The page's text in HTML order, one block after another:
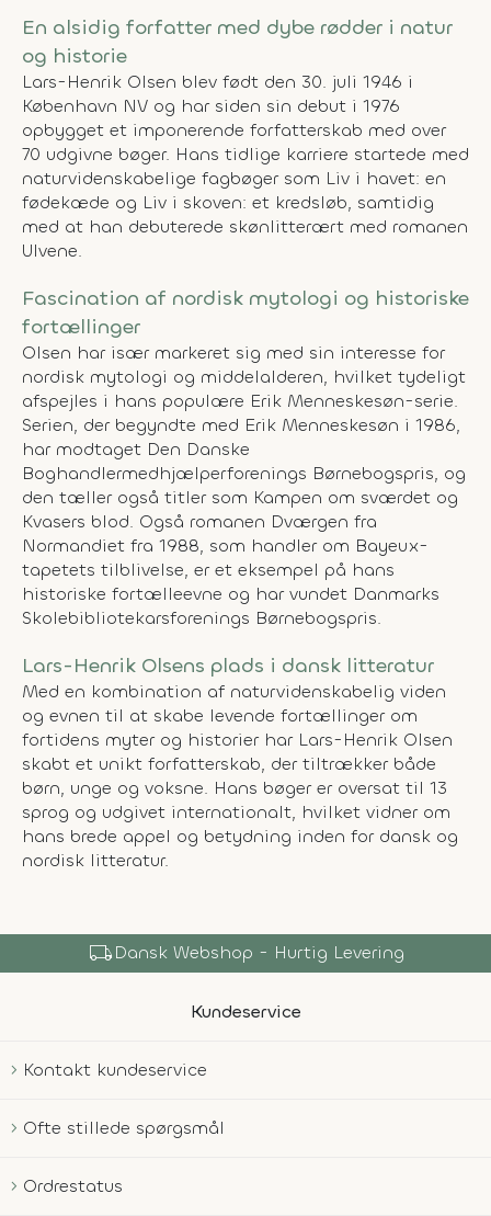
En alsidig forfatter med dybe rødder i natur
og historie
Lars-Henrik Olsen blev født den 30. juli 1946 i
København NV og har siden sin debut i 1976
opbygget et imponerende forfatterskab med over
70 udgivne bøger. Hans tidlige karriere startede med
naturvidenskabelige fagbøger som Liv i havet: en
fødekæde og Liv i skoven: et kredsløb, samtidig
med at han debuterede skønlitterært med romanen
Ulvene.
Fascination af nordisk mytologi og historiske
fortællinger
Olsen har især markeret sig med sin interesse for
nordisk mytologi og middelalderen, hvilket tydeligt
afspejles i hans populære Erik Menneskesøn-serie.
Serien, der begyndte med Erik Menneskesøn i 1986,
har modtaget Den Danske
Boghandlermedhjælperforenings Børnebogspris, og
den tæller også titler som Kampen om sværdet og
Kvasers blod. Også romanen Dværgen fra
Normandiet fra 1988, som handler om Bayeux-
tapetets tilblivelse, er et eksempel på hans
historiske fortælleevne og har vundet Danmarks
Skolebibliotekarsforenings Børnebogspris.
Lars-Henrik Olsens plads i dansk litteratur
Med en kombination af naturvidenskabelig viden
og evnen til at skabe levende fortællinger om
fortidens myter og historier har Lars-Henrik Olsen
skabt et unikt forfatterskab, der tiltrækker både
børn, unge og voksne. Hans bøger er oversat til 13
sprog og udgivet internationalt, hvilket vidner om
hans brede appel og betydning inden for dansk og
nordisk litteratur.
shopping_bagOver 150.000 Produkter
Kundeservice
Kontakt kundeservice
Ofte stillede spørgsmål
Ordrestatus